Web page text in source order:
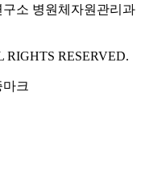
소 병원체자원관리과
RESERVED.